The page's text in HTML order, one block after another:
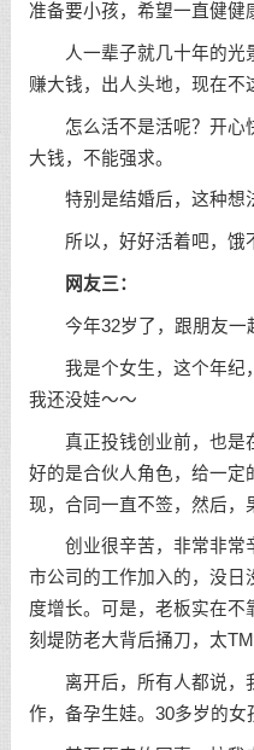
准备要小孩，希望一直健健
人一辈子就几十年的光
赚大钱，出人头地，现在不
怎么活不是活呢？开心
大钱，不能强求。
特别是结婚后，这种想法
所以，好好活着吧，饿不
网友三：
今年32岁了，跟朋友一
我是个女生，这个年纪
我还没娃～～
真正投钱创业前，也是
好的是合伙人角色，给一定
现，合同一直不签，然后，
创业很辛苦，非常非常
市公司的工作加入的，没日
度增长。可是，老板实在
刻堤防老大背后捅刀，太TM
离开后，所有人都说，
作，备孕生娃。30多岁的女